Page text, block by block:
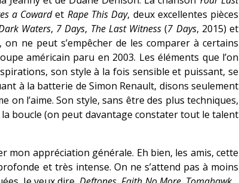
a Cowardet Rape This Day, deux excellentes pièces
Waters, 7 Days, The Last Witness (7 Days, 2015) et
on ne peut s’empêcher de les comparer à certains
américain paru en 2003. Les éléments que l’on
son style à la fois sensible et puissant, se
à la batterie de Simon Renault, disons seulement
on l’aime. Son style, sans être des plus techniques,
boucle (on peut davantage constater tout le talent
mon appréciation générale. Eh bien, les amis, cette
et très intense. On ne s’attend pas à moins